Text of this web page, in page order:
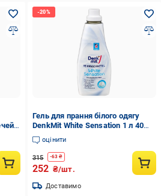
Гель для прання білого одягу
DenkMit White Sensation 1 л 40
прань (EPI-15102025-728)
оцінити
315 -63 ₴
252 ₴/шт.
Доставимо